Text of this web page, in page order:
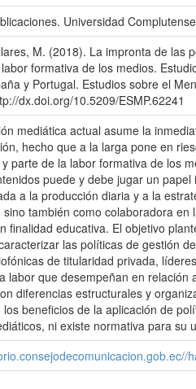
Universidad
M. (2018). La impronta de las
formativa de los medios.
y Portugal. Estudios sobre el
dx.doi.org/10.5209/ESMP.62241
mediática actual asume la
hecho que a la larga pone en
parte de la labor formativa de los
puede y debe jugar un
a la producción diaria y a la
sino también como colaboradora en
finalidad educativa. El objetivo
las políticas de gestión
de titularidad privada,
labor que desempeñan en relación
diferencias estructurales y
beneficios de la aplicación de
ni existe normativa para su